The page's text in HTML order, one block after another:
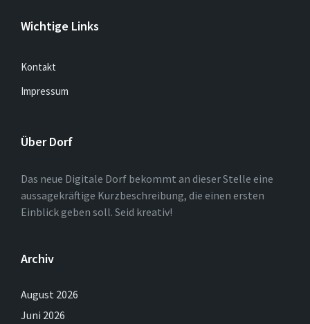
Wichtige Links
Kontakt
Impressum
Über Dorf
Das neue Digitale Dorf bekommt an dieser Stelle eine
aussagekräftige Kurzbeschreibung, die einen ersten
Einblick geben soll. Seid kreativ!
Archiv
August 2026
Juni 2026